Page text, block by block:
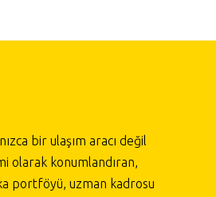
bir ulaşım aracı değil
olarak konumlandıran,
portföyü, uzman kadrosu